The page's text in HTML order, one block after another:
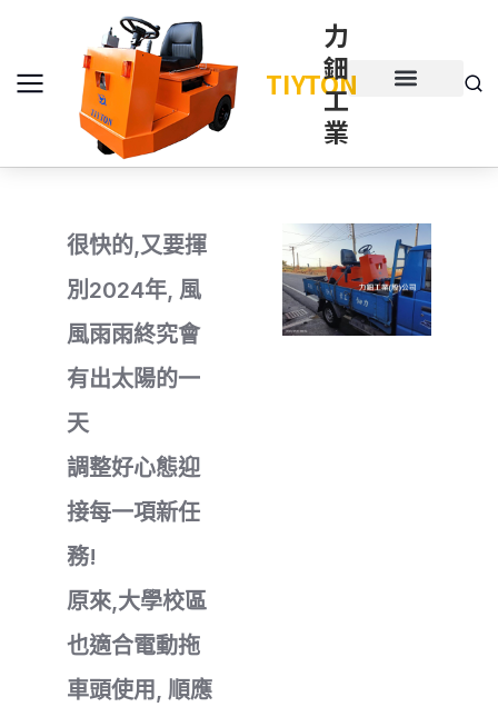
TIYTON
力
鈿
工
業
很快的,又要揮
別2024年, 風
風雨雨終究會
有出太陽的一
天
調整好心態迎
接每一項新任
務!
原來,大學校區
也適合電動拖
車頭使用, 順應